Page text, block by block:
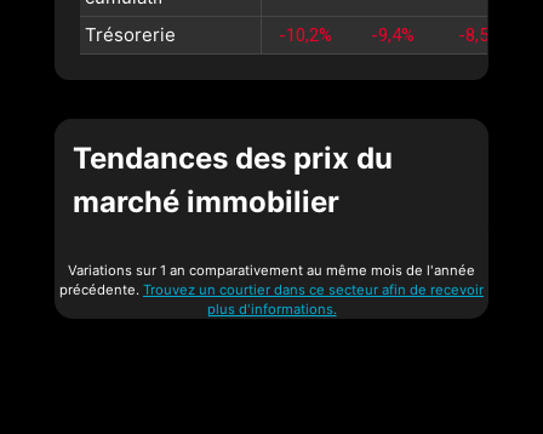
Trésorerie
-10,2% -9,4% -8,5%
Tendances des prix du
marché immobilier
Variations sur 1 an comparativement au même mois de l'année
précédente. Trouvez un courtier dans ce secteur afin de recevoir
plus d'informations.